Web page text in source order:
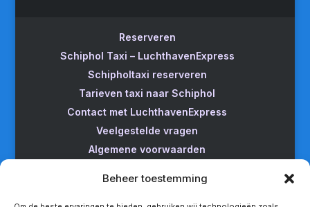
Beheer toestemming
Reserveren
Schiphol Taxi – LuchthavenExpress
Schipholtaxi reserveren
Tarieven taxi naar Schiphol
Contact met LuchthavenExpress
Veelgestelde vragen
Algemene voorwaarden